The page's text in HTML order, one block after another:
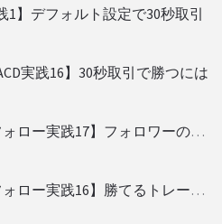
1】デフォルト設定で30秒取引
実践16】30秒取引で勝つには
勝てるBO攻略【iフォロー実践17】フォロワーの少ない人をフォローする
勝てるBO攻略【iフォロー実践16】勝てるトレーダーを見抜く